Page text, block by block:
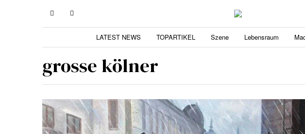
LATEST NEWS TOPARTIKEL Szene Lebensraum
grosse kölner